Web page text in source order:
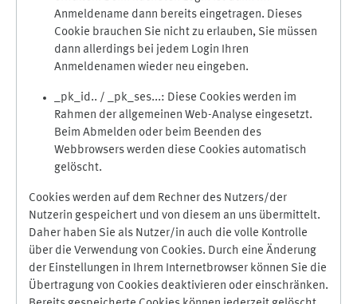
Anmeldename dann bereits eingetragen. Dieses
Cookie brauchen Sie nicht zu erlauben, Sie müssen
dann allerdings bei jedem Login Ihren
Anmeldenamen wieder neu eingeben.
_pk_id.. / _pk_ses...: Diese Cookies werden im
Rahmen der allgemeinen Web-Analyse eingesetzt.
Beim Abmelden oder beim Beenden des
Webbrowsers werden diese Cookies automatisch
gelöscht.
Cookies werden auf dem Rechner des Nutzers/der
Nutzerin gespeichert und von diesem an uns übermittelt.
Daher haben Sie als Nutzer/in auch die volle Kontrolle
über die Verwendung von Cookies. Durch eine Änderung
der Einstellungen in Ihrem Internetbrowser können Sie die
Übertragung von Cookies deaktivieren oder einschränken.